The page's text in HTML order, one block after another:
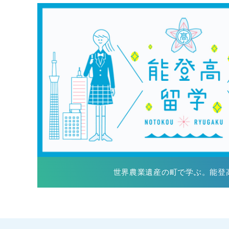
世界農業遺産の町で学ぶ。能登